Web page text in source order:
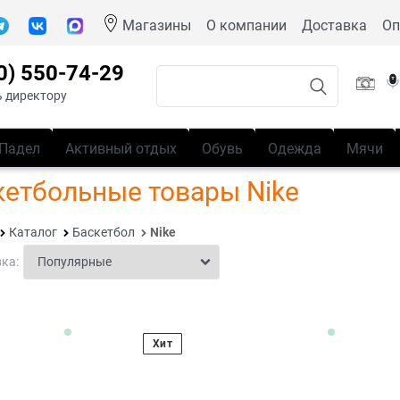
Магазины О компании Доставка
550-74-29
директору
Падел Активный отдых Обувь Одежда Мячи
товары Nike
Каталог Баскетбол Nike
Хит